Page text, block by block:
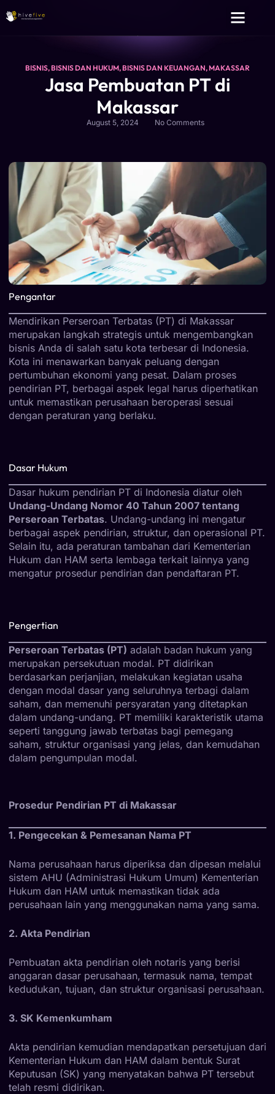
BISNIS,BISNIS DAN HUKUM,BISNIS DAN KEUANGAN,MAKASSAR
Jasa Pembuatan PT di
Makassar
August 5, 2024 No Comments
Pengantar
Mendirikan Perseroan Terbatas (PT) di Makassar
merupakan langkah strategis untuk mengembangkan
bisnis Anda di salah satu kota terbesar di Indonesia.
Kota ini menawarkan banyak peluang dengan
pertumbuhan ekonomi yang pesat. Dalam proses
pendirian PT, berbagai aspek legal harus diperhatikan
untuk memastikan perusahaan beroperasi sesuai
dengan peraturan yang berlaku.
Dasar Hukum
Dasar hukum pendirian PT di Indonesia diatur oleh
Undang-Undang Nomor 40 Tahun 2007 tentang
Perseroan Terbatas. Undang-undang ini mengatur
berbagai aspek pendirian, struktur, dan operasional PT.
Selain itu, ada peraturan tambahan dari Kementerian
Hukum dan HAM serta lembaga terkait lainnya yang
mengatur prosedur pendirian dan pendaftaran PT.
Pengertian
Perseroan Terbatas (PT) adalah badan hukum yang
merupakan persekutuan modal. PT didirikan
berdasarkan perjanjian, melakukan kegiatan usaha
dengan modal dasar yang seluruhnya terbagi dalam
saham, dan memenuhi persyaratan yang ditetapkan
dalam undang-undang. PT memiliki karakteristik utama
seperti tanggung jawab terbatas bagi pemegang
saham, struktur organisasi yang jelas, dan kemudahan
dalam pengumpulan modal.
Prosedur Pendirian PT di Makassar
1. Pengecekan & Pemesanan Nama PT
Nama perusahaan harus diperiksa dan dipesan melalui
sistem AHU (Administrasi Hukum Umum) Kementerian
Hukum dan HAM untuk memastikan tidak ada
perusahaan lain yang menggunakan nama yang sama.
2. Akta Pendirian
Pembuatan akta pendirian oleh notaris yang berisi
anggaran dasar perusahaan, termasuk nama, tempat
kedudukan, tujuan, dan struktur organisasi perusahaan.
3. SK Kemenkumham
Akta pendirian kemudian mendapatkan persetujuan dari
Kementerian Hukum dan HAM dalam bentuk Surat
Keputusan (SK) yang menyatakan bahwa PT tersebut
telah resmi didirikan.